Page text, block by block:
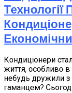
Кондиціонери
життя, особливо в
небудь дружили
гаманцем?